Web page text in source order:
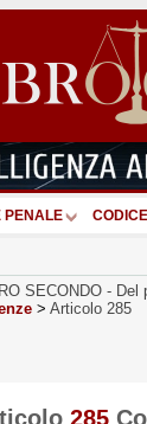
PENALE
SECONDO - Del
> Articolo 285
285